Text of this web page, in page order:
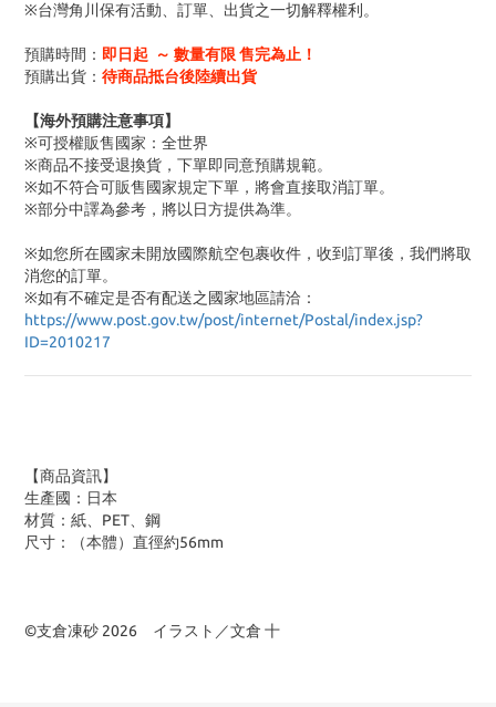
※台灣角川保有活動、訂單、出貨之一切解釋權利。
預購時間： 即日起 ～ 數量有限 售完為止！
預購出貨： 待商品抵台後陸續出貨
【海外預購注意事項】
※可授權販售國家：全世界
※商品不接受退換貨，下單即同意預購規範。
※如不符合可販售國家規定下單，將會直接取消訂單。
※部分中譯為參考，將以日方提供為準。
※如您所在國家未開放國際航空包裹收件，收到訂單後，我們將取
消您的訂單。
※如有不確定是否有配送之國家地區請洽：
https://www.post.gov.tw/post/internet/Postal/index.jsp?
ID=2010217
【商品資訊】
生產國：日本
材質：紙、PET、鋼
尺寸：（本體）直徑約56mm
©支倉凍砂 2026 イラスト／文倉 十